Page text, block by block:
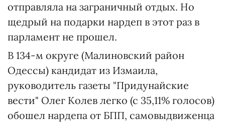
отправляла на заграничный отдых. Но
щедрый на подарки нардеп в этот раз в
парламент не прошел.
В 134-м округе (Малиновский район
Одессы) кандидат из Измаила,
руководитель газеты "Придунайские
вести" Олег Колев легко (с 35,11% голосов)
обошел нардепа от БПП, самовыдвиженца